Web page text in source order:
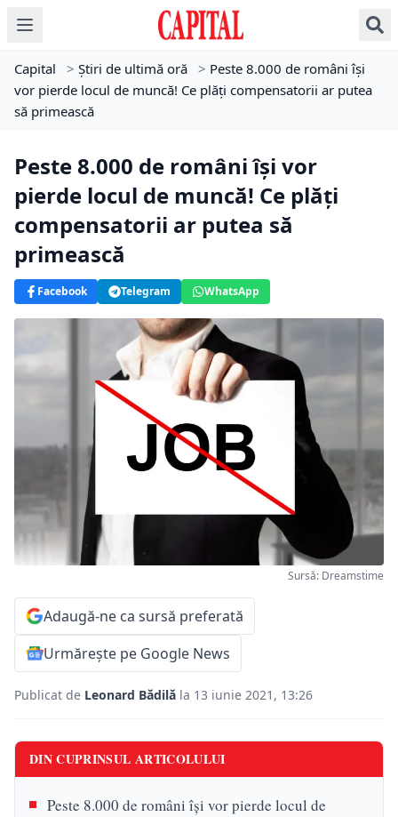
Capital > Știri de ultimă oră > Peste 8.000 de români își
vor pierde locul de muncă! Ce plăți compensatorii ar putea
să primească
Peste 8.000 de români își vor
pierde locul de muncă! Ce plăți
compensatorii ar putea să
primească
Facebook Telegram WhatsApp
Sursă: Dreamstime
Adaugă-ne ca sursă preferată
Urmărește pe Google News
Publicat de Leonard Bădilă la 13 iunie 2021, 13:26
DIN CUPRINSUL ARTICOLULUI
Peste 8.000 de români își vor pierde locul de